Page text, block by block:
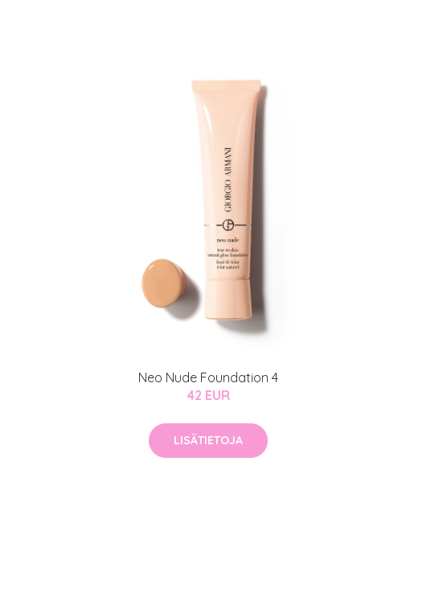
Neo Nude Foundation 4
42 EUR
LISÄTIETOJA